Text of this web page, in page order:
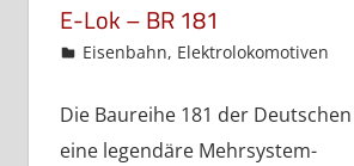
E-Lok – BR 181
admin
Eisenbahn, Elektrolokomotiven
Die Baureihe 181 der
eine legendäre Mehrsystem-